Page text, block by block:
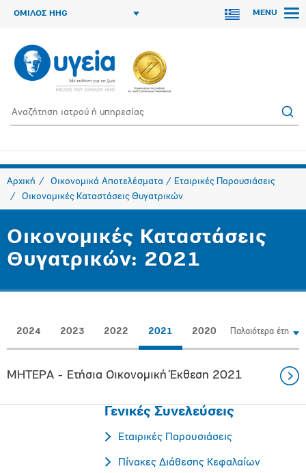
ΟΜΙΛΟΣ HHG MENU
Αρχική
Οικονομικά Αποτελέσματα / Εταιρικές Παρουσιάσεις
Οικονομικές Καταστάσεις Θυγατρικών
Οικονομικές Καταστάσεις
Θυγατρικών: 2021
2024 2023 2022 2021 2020 Παλαιότερα έτη
ΜΗΤΕΡΑ - Ετήσια Οικονομική Έκθεση 2021
Γενικές Συνελεύσεις
Εταιρικές Παρουσιάσεις
Πίνακες Διάθεσης Κεφαλαίων